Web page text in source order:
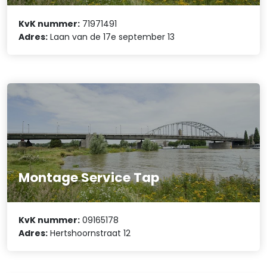
KvK nummer: 71971491
Adres: Laan van de 17e september 13
Montage Service Tap
KvK nummer: 09165178
Adres: Hertshoornstraat 12